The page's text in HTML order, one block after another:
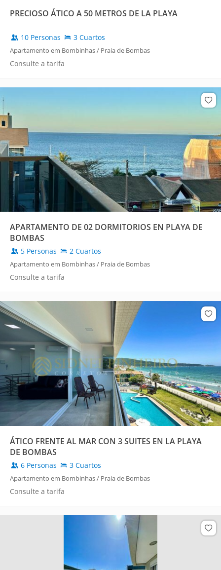
PRECIOSO ÁTICO A 50 METROS DE LA PLAYA
10 Personas 3 Cuartos
Apartamento em Bombinhas / Praia de Bombas
Consulte a tarifa
APARTAMENTO DE 02 DORMITORIOS EN PLAYA DE
BOMBAS
5 Personas 2 Cuartos
Apartamento em Bombinhas / Praia de Bombas
Consulte a tarifa
ÁTICO FRENTE AL MAR CON 3 SUITES EN LA PLAYA
DE BOMBAS
6 Personas 3 Cuartos
Apartamento em Bombinhas / Praia de Bombas
Consulte a tarifa